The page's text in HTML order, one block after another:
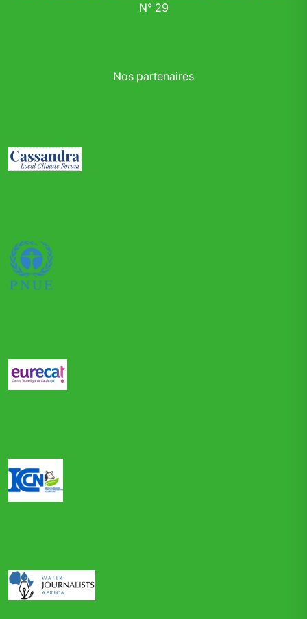
N° 29
Nos partenaires